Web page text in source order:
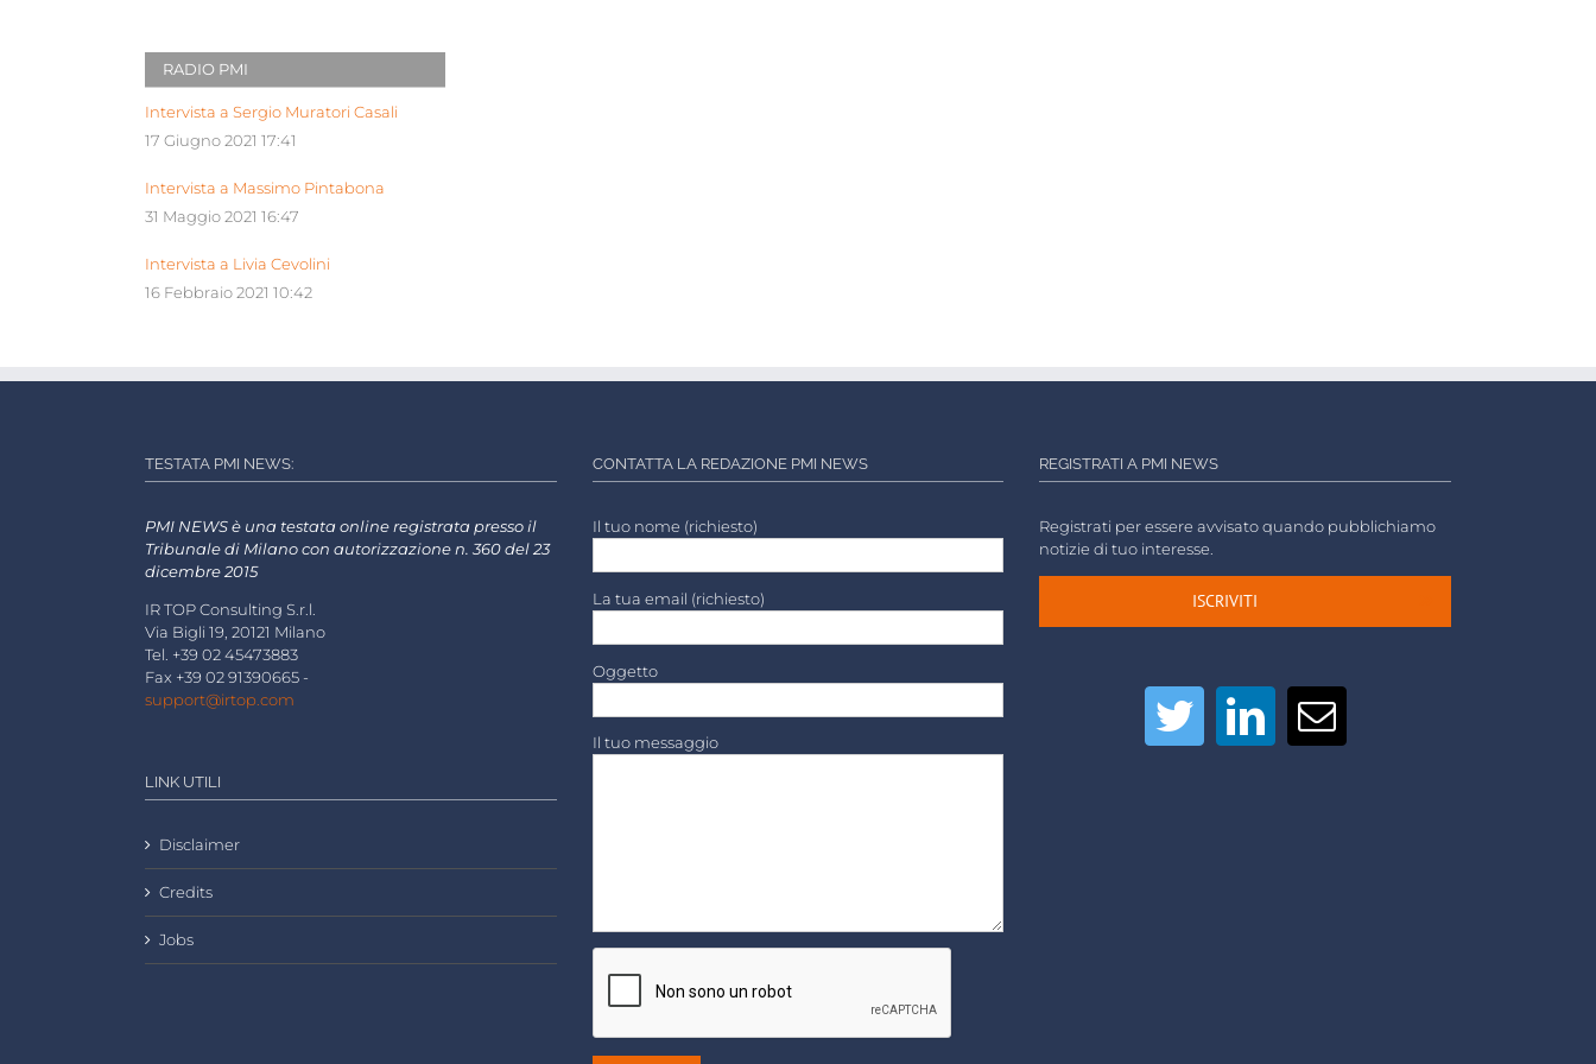
RADIO PMI
Intervista a Sergio Muratori Casali
17 Giugno 2021 17:41
Intervista a Massimo Pintabona
31 Maggio 2021 16:47
Intervista a Livia Cevolini
16 Febbraio 2021 10:42
TESTATA PMI NEWS:
PMI NEWS è una testata online registrata presso il
Tribunale di Milano con autorizzazione n. 360 del 23
dicembre 2015
IR TOP Consulting S.r.l.
Via Bigli 19, 20121 Milano
Tel. +39 02 45473883
Fax +39 02 91390665 -
support@irtop.com
LINK UTILI
Disclaimer
Credits
Jobs
CONTATTA LA REDAZIONE PMI NEWS
Il tuo nome (richiesto)
La tua email (richiesto)
Oggetto
Il tuo messaggio
REGISTRATI A PMI NEWS
Registrati per essere avvisato quando pubblichiamo
notizie di tuo interesse.
ISCRIVITI